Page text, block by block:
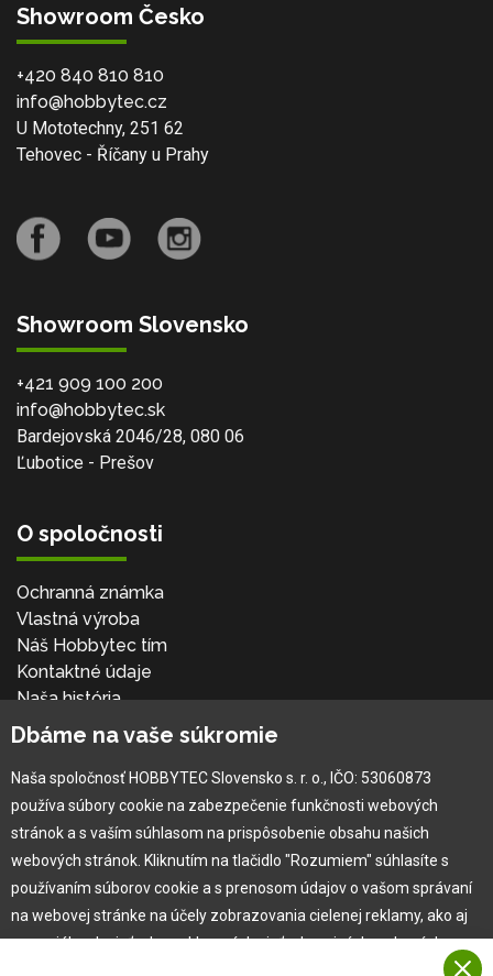
Showroom Česko
+420 840 810 810
info@hobbytec.cz
U Mototechny, 251 62
Tehovec - Říčany u Prahy
Showroom Slovensko
+421 909 100 200
info@hobbytec.sk
Bardejovská 2046/28, 080 06
Ľubotice - Prešov
O spoločnosti
Ochranná známka
Vlastná výroba
Náš Hobbytec tím
Kontaktné údaje
Naša história
Kariéra
Pre zákazníka
Garancia najlepšej ceny
Užívateľský manuál
Obchodné podmienky
Zákazník & partner
Dbáme na vaše súkromie
Naša spoločnosť HOBBYTEC Slovensko s. r. o., IČO: 53060873
používa súbory cookie na zabezpečenie funkčnosti webových
stránok a s vaším súhlasom na prispôsobenie obsahu našich
webových stránok. Kliknutím na tlačidlo "Rozumiem" súhlasíte s
používaním súborov cookie a s prenosom údajov o vašom správaní
na webovej stránke na účely zobrazovania cielenej reklamy, ako aj
na sociálnych sieťach a reklamných sieťach na iných webových